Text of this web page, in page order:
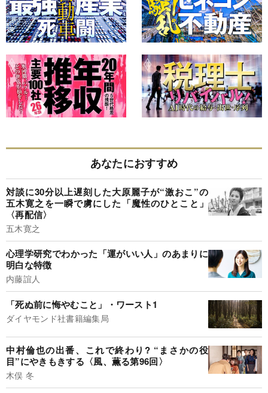
あなたにおすすめ
対談に30分以上遅刻した大原麗子が“激おこ”の
五木寛之を一瞬で虜にした「魔性のひとこと」
〈再配信〉
五木寛之
心理学研究でわかった「運がいい人」のあまりに
明白な特徴
内藤誼人
「死ぬ前に悔やむこと」・ワースト1
ダイヤモンド社書籍編集局
中村倫也の出番、これで終わり? “まさかの役
目”にやきもきする〈風、薫る第96回〉
木俣 冬